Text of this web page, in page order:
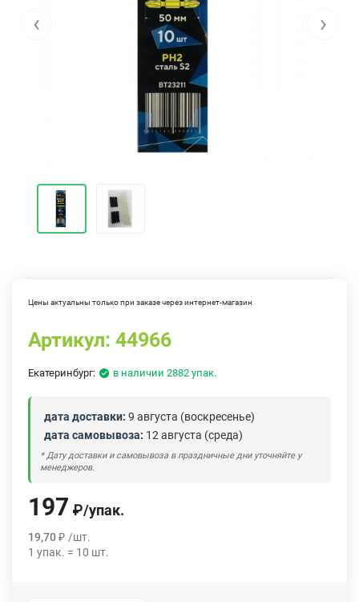
‹ ›
Цены актуальны только при заказе через интернет-магазин
Артикул: 44966
Екатеринбург: в наличии 2882 упак.
дата доставки: 9 августа (воскресенье)
дата самовывоза: 12 августа (среда)
* Дату доставки и самовывоза в праздничные дни уточняйте у
менеджеров.
197 ₽/упак.
19,70₽ /шт.
1 упак. = 10 шт.